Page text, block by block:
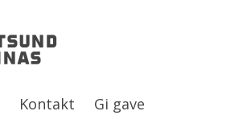
Kontakt Gi gave